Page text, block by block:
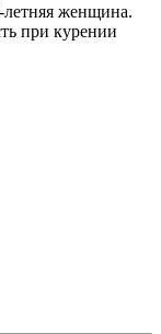
женщина.
при курении